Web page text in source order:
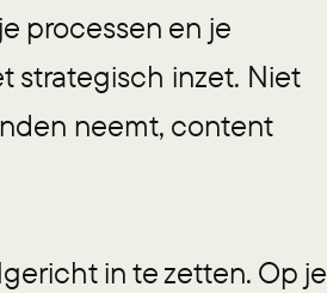
processen en je
strategisch inzet. Niet
neemt, content
in te zetten. Op je